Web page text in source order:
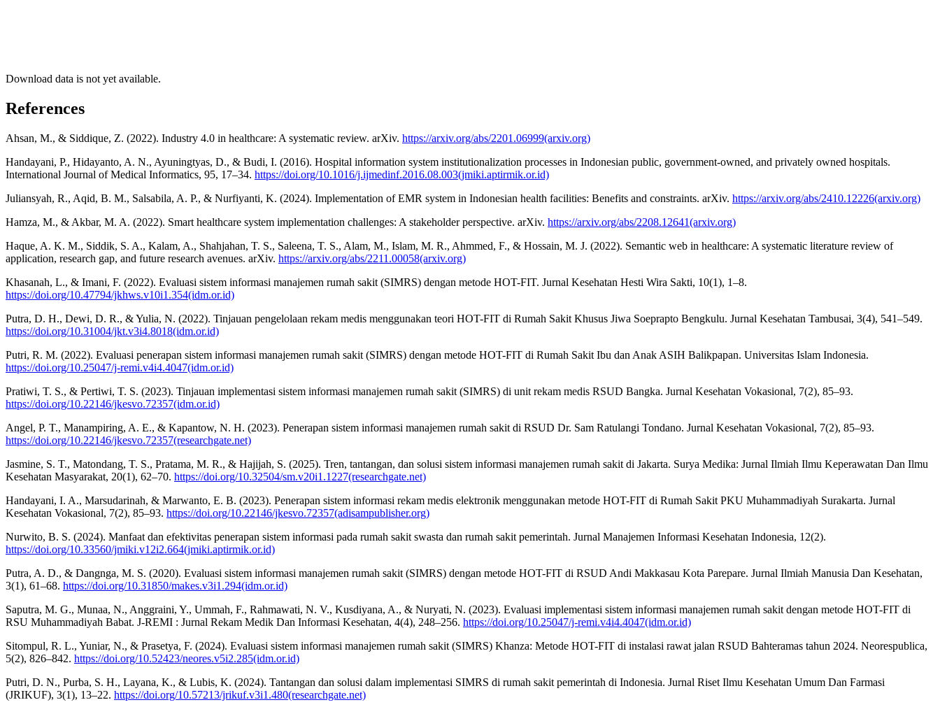
Download data is not yet available.
References
Ahsan, M., & Siddique, Z. (2022). Industry 4.0 in healthcare: A systematic review. arXiv. https://arxiv.org/abs/2201.06999(arxiv.org)
Handayani, P., Hidayanto, A. N., Ayuningtyas, D., & Budi, I. (2016). Hospital information system institutionalization processes in Indonesian public, government-owned, and privately owned hospitals.
International Journal of Medical Informatics, 95, 17–34. https://doi.org/10.1016/j.ijmedinf.2016.08.003(jmiki.aptirmik.or.id)
Juliansyah, R., Aqid, B. M., Salsabila, A. P., & Nurfiyanti, K. (2024). Implementation of EMR system in Indonesian health facilities: Benefits and constraints. arXiv. https://arxiv.org/abs/2410.12226(arxiv.org)
Hamza, M., & Akbar, M. A. (2022). Smart healthcare system implementation challenges: A stakeholder perspective. arXiv. https://arxiv.org/abs/2208.12641(arxiv.org)
Haque, A. K. M., Siddik, S. A., Kalam, A., Shahjahan, T. S., Saleena, T. S., Alam, M., Islam, M. R., Ahmmed, F., & Hossain, M. J. (2022). Semantic web in healthcare: A systematic literature review of
application, research gap, and future research avenues. arXiv. https://arxiv.org/abs/2211.00058(arxiv.org)
Khasanah, L., & Imani, F. (2022). Evaluasi sistem informasi manajemen rumah sakit (SIMRS) dengan metode HOT-FIT. Jurnal Kesehatan Hesti Wira Sakti, 10(1), 1–8.
https://doi.org/10.47794/jkhws.v10i1.354(idm.or.id)
Putra, D. H., Dewi, D. R., & Yulia, N. (2022). Tinjauan pengelolaan rekam medis menggunakan teori HOT-FIT di Rumah Sakit Khusus Jiwa Soeprapto Bengkulu. Jurnal Kesehatan Tambusai, 3(4), 541–549.
https://doi.org/10.31004/jkt.v3i4.8018(idm.or.id)
Putri, R. M. (2022). Evaluasi penerapan sistem informasi manajemen rumah sakit (SIMRS) dengan metode HOT-FIT di Rumah Sakit Ibu dan Anak ASIH Balikpapan. Universitas Islam Indonesia.
https://doi.org/10.25047/j-remi.v4i4.4047(idm.or.id)
Pratiwi, T. S., & Pertiwi, T. S. (2023). Tinjauan implementasi sistem informasi manajemen rumah sakit (SIMRS) di unit rekam medis RSUD Bangka. Jurnal Kesehatan Vokasional, 7(2), 85–93.
https://doi.org/10.22146/jkesvo.72357(idm.or.id)
Angel, P. T., Manampiring, A. E., & Kapantow, N. H. (2023). Penerapan sistem informasi manajemen rumah sakit di RSUD Dr. Sam Ratulangi Tondano. Jurnal Kesehatan Vokasional, 7(2), 85–93.
https://doi.org/10.22146/jkesvo.72357(researchgate.net)
Jasmine, S. T., Matondang, T. S., Pratama, M. R., & Hajijah, S. (2025). Tren, tantangan, dan solusi sistem informasi manajemen rumah sakit di Jakarta. Surya Medika: Jurnal Ilmiah Ilmu Keperawatan Dan Ilmu
Kesehatan Masyarakat, 20(1), 62–70. https://doi.org/10.32504/sm.v20i1.1227(researchgate.net)
Handayani, I. A., Marsudarinah, & Marwanto, E. B. (2023). Penerapan sistem informasi rekam medis elektronik menggunakan metode HOT-FIT di Rumah Sakit PKU Muhammadiyah Surakarta. Jurnal
Kesehatan Vokasional, 7(2), 85–93. https://doi.org/10.22146/jkesvo.72357(adisampublisher.org)
Nurwito, B. S. (2024). Manfaat dan efektivitas penerapan sistem informasi pada rumah sakit swasta dan rumah sakit pemerintah. Jurnal Manajemen Informasi Kesehatan Indonesia, 12(2).
https://doi.org/10.33560/jmiki.v12i2.664(jmiki.aptirmik.or.id)
Putra, A. D., & Dangnga, M. S. (2020). Evaluasi sistem informasi manajemen rumah sakit (SIMRS) dengan metode HOT-FIT di RSUD Andi Makkasau Kota Parepare. Jurnal Ilmiah Manusia Dan Kesehatan,
3(1), 61–68. https://doi.org/10.31850/makes.v3i1.294(idm.or.id)
Saputra, M. G., Munaa, N., Anggraini, Y., Ummah, F., Rahmawati, N. V., Kusdiyana, A., & Nuryati, N. (2023). Evaluasi implementasi sistem informasi manajemen rumah sakit dengan metode HOT-FIT di
RSU Muhammadiyah Babat. J-REMI : Jurnal Rekam Medik Dan Informasi Kesehatan, 4(4), 248–256. https://doi.org/10.25047/j-remi.v4i4.4047(idm.or.id)
Sitompul, R. L., Yuniar, N., & Prasetya, F. (2024). Evaluasi sistem informasi manajemen rumah sakit (SIMRS) Khanza: Metode HOT-FIT di instalasi rawat jalan RSUD Bahteramas tahun 2024. Neorespublica,
5(2), 826–842. https://doi.org/10.52423/neores.v5i2.285(idm.or.id)
Putri, D. N., Purba, S. H., Layana, K., & Lubis, K. (2024). Tantangan dan solusi dalam implementasi SIMRS di rumah sakit pemerintah di Indonesia. Jurnal Riset Ilmu Kesehatan Umum Dan Farmasi
(JRIKUF), 3(1), 13–22. https://doi.org/10.57213/jrikuf.v3i1.480(researchgate.net)